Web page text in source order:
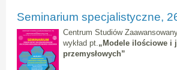
Seminarium specjalistyczne,
Centrum Studiów
wykład pt.„Modele ilościowe i
przemysłowych”